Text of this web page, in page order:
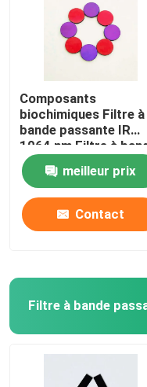
Composants
biochimiques Filtre à
bande passante IR
1064 nm Filtre à
étroite
meilleur prix
Contact
Filtre à bande